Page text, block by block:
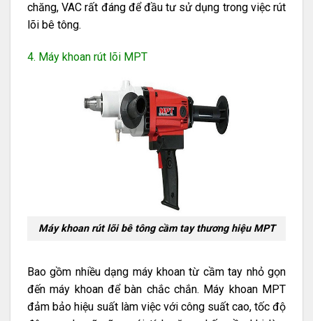
chăng, VAC rất đáng để đầu tư sử dụng trong việc rút
lõi bê tông.
4. Máy khoan rút lõi MPT
Máy khoan rút lõi bê tông cầm tay thương hiệu MPT
Bao gồm nhiều dạng máy khoan từ cầm tay nhỏ gọn
đến máy khoan để bàn chắc chắn. Máy khoan MPT
đảm bảo hiệu suất làm việc với công suất cao, tốc độ